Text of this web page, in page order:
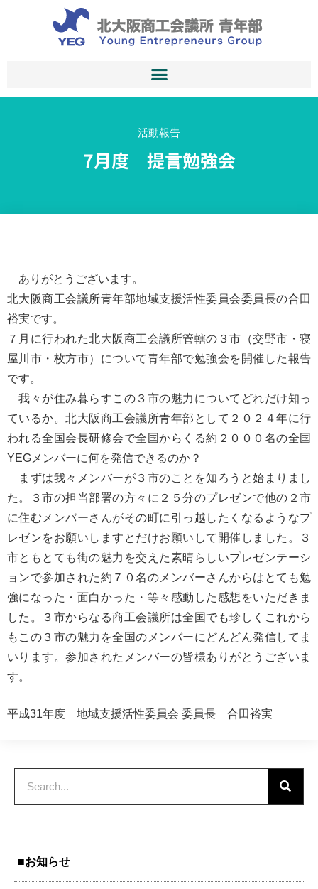
活動報告
7月度 提言勉強会
ありがとうございます。
北大阪商工会議所青年部地域支援活性委員会委員長の合田
裕実です。
７月に行われた北大阪商工会議所管轄の３市（交野市・寝
屋川市・枚方市）について青年部で勉強会を開催した報告
です。
我々が住み暮らすこの３市の魅力についてどれだけ知っ
ているか。北大阪商工会議所青年部として２０２４年に行
われる全国会長研修会で全国からくる約２０００名の全国
YEGメンバーに何を発信できるのか？
まずは我々メンバーが３市のことを知ろうと始まりまし
た。３市の担当部署の方々に２５分のプレゼンで他の２市
に住むメンバーさんがその町に引っ越したくなるようなプ
レゼンをお願いしますとだけお願いして開催しました。３
市ともとても街の魅力を交えた素晴らしいプレゼンテーシ
ョンで参加された約７０名のメンバーさんからはとても勉
強になった・面白かった・等々感動した感想をいただきま
した。３市からなる商工会議所は全国でも珍しくこれから
もこの３市の魅力を全国のメンバーにどんどん発信してま
いります。参加されたメンバーの皆様ありがとうございま
す。
平成31年度 地域支援活性委員会 委員長 合田裕実
■お知らせ